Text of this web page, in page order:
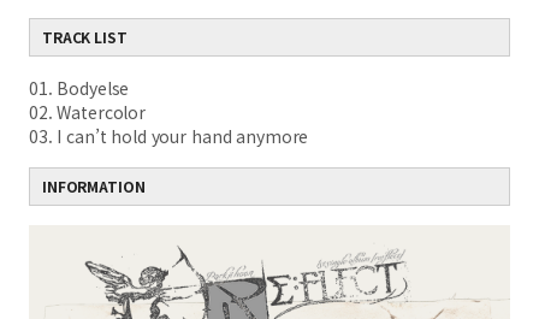
TRACK LIST
01. Bodyelse
02. Watercolor
03. I can’t hold your hand anymore
INFORMATION